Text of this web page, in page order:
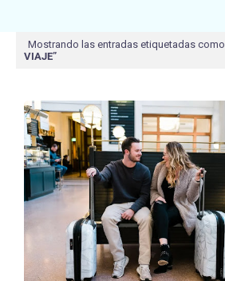
Mostrando las entradas etiquetadas como
VIAJE